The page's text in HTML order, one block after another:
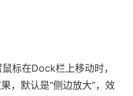
标在Dock栏上移动时，
，默认是“侧边放大”，效